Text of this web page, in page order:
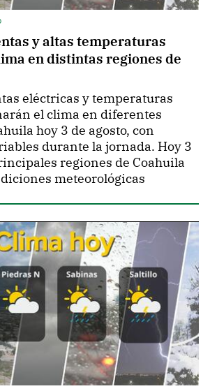
y altas temperaturas
en distintas regiones de
eléctricas y temperaturas
el clima en diferentes
hoy 3 de agosto, con
durante la jornada. Hoy 3
regiones de Coahuila
meteorológicas